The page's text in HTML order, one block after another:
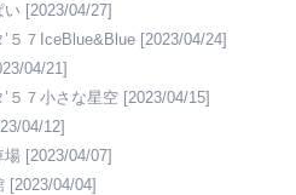
い [2023/04/27]
５７IceBlue&Blue [2023/04/24]
04/21]
５７小さな星空 [2023/04/15]
04/12]
場 [2023/04/07]
[2023/04/04]